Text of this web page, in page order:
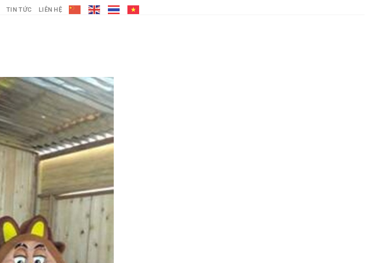
TIN TỨC LIÊN HỆ